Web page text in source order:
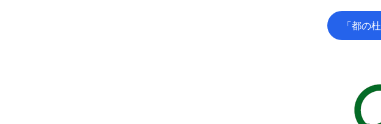
「都の